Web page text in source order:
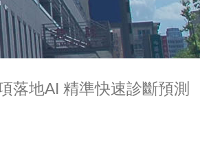
落地AI 精準快速診斷預測